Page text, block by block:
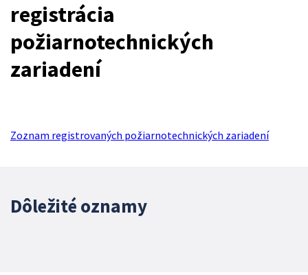
registrácia
požiarnotechnických
zariadení
Zoznam registrovaných požiarnotechnických zariadení
Dôležité oznamy